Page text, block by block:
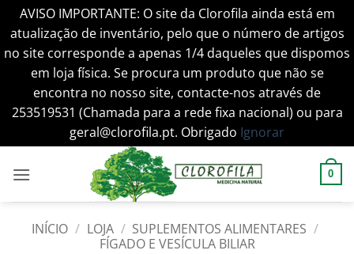
AVISO IMPORTANTE: O site da Clorofila ainda está em
atualização de inventário, pelo que o número de artigos
no site corresponde a apenas 1/4 daqueles que dispomos
em loja física. Se procura um produto que não se
encontra no nosso site, contacte-nos através de
253519531 (Chamada para a rede fixa nacional) ou para
geral@clorofila.pt. Obrigado Ignorar
0
INÍCIO / LOJA / SUPLEMENTOS ALIMENTARES /
FÍGADO E VESÍCULA BILIAR